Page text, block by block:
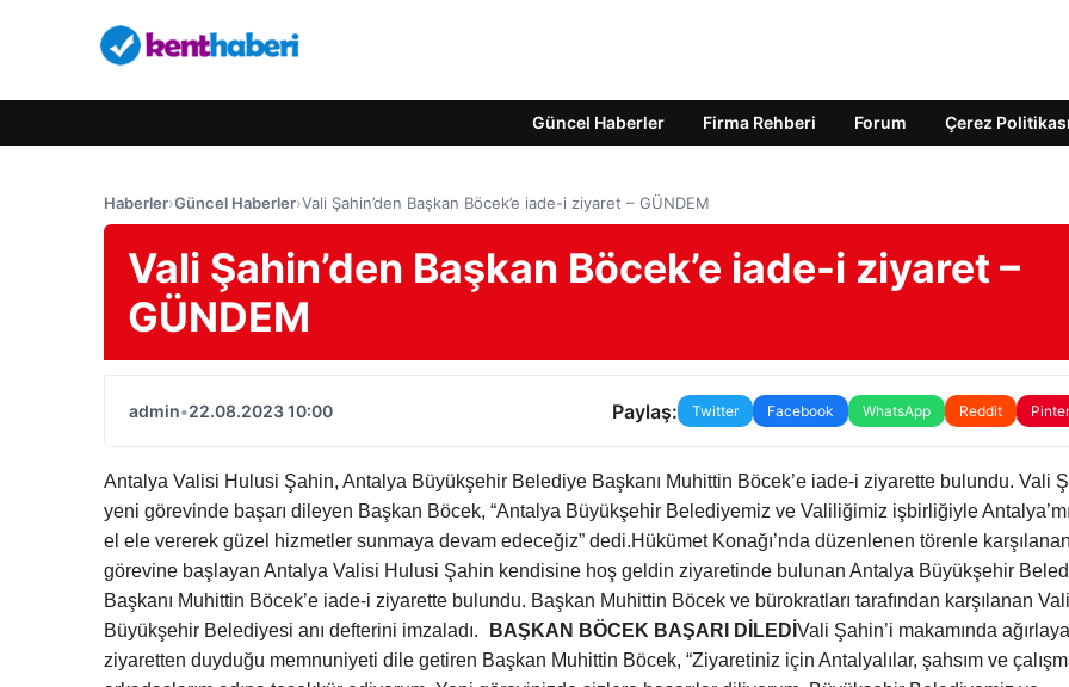
Güncel Haberler Firma Rehberi Forum Çerez Politikası
Haberler›Güncel Haberler›Vali Şahin’den Başkan Böcek’e iade-i ziyaret – GÜNDEM
Vali Şahin’den Başkan Böcek’e iade-i ziyaret –
GÜNDEM
admin•22.08.2023 10:00 Paylaş: Twitter Facebook WhatsApp Reddit
Antalya Valisi Hulusi Şahin, Antalya Büyükşehir Belediye Başkanı Muhittin Böcek’e iade-i ziyarette bulundu. Vali
yeni görevinde başarı dileyen Başkan Böcek, “Antalya Büyükşehir Belediyemiz ve Valiliğimiz işbirliğiyle
el ele vererek güzel hizmetler sunmaya devam edeceğiz” dedi.Hükümet Konağı’nda düzenlenen törenle
görevine başlayan Antalya Valisi Hulusi Şahin kendisine hoş geldin ziyaretinde bulunan Antalya Büyükşehir
Başkanı Muhittin Böcek’e iade-i ziyarette bulundu. Başkan Muhittin Böcek ve bürokratları tarafından karşılanan
Büyükşehir Belediyesi anı defterini imzaladı.
BAŞKAN BÖCEK BAŞARI DİLEDİ Vali Şahin’i makamında
ziyaretten duyduğu memnuniyeti dile getiren Başkan Muhittin Böcek, “Ziyaretiniz için Antalyalılar, şahsım ve